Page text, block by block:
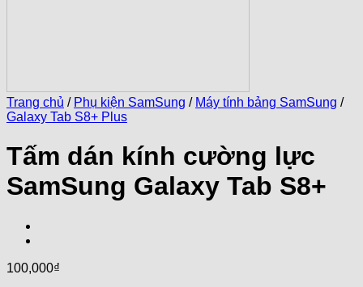
Trang chủ / Phụ kiện SamSung / Máy tính bảng SamSung /
Galaxy Tab S8+ Plus
Tấm dán kính cường lực
SamSung Galaxy Tab S8+
100,000₫